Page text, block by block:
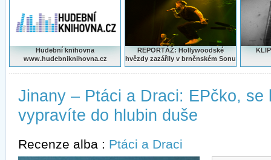
Hudební knihovna
www.hudebniknihovna.cz
REPORTÁŽ: Hollywoodské
hvězdy zazářily v brněnském Sonu
Jinany – Ptáci a Draci: EPčko, se
vypravíte do hlubin duše
Recenze alba : Ptáci a Draci